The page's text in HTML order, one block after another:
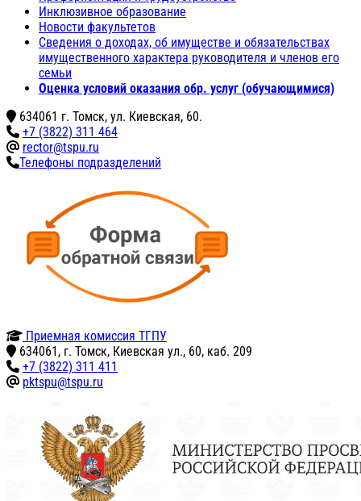
Инклюзивное образование
Новости факультетов
Сведения о доходах, об имуществе и обязательствах
имущественного характера руководителя и членов его
семьи
Оценка условий оказания обр. услуг (обучающимися)
634061 г. Томск, ул. Киевская, 60.
+7 (3822) 311 464
rector@tspu.ru
Телефоны подразделений
Приемная комиссия ТГПУ
634061, г. Томск, Киевская ул., 60, каб. 209
+7 (3822) 311 411
pktspu@tspu.ru